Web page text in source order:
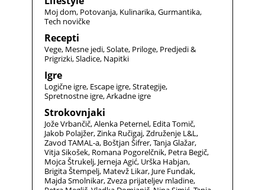
Moj dom Potovanja Kulinarika Gurmantika
Tech novičke
Recepti
Vege Mesne jedi Solate Priloge Predjedi &
Prigrizki Sladice Napitki
Igre
Logične igre Escape igre Strategije
Spretnostne igre Arkadne igre
Strokovnjaki
Jože Vrbančič Alenka Peternel Edita Tomič
Jakob Polajžer Zinka Ručigaj Združenje L&L
Zavod TAMAL-a Boštjan Šifrer Tanja Glažar
Vitja Sikošek Romana Pogorelčnik Petra Begič
Mojca Štrukelj Jerneja Agić Urška Habjan
Brigita Štempelj Matevž Likar Jure Fundak
Majda Smolnikar Zveza prijateljev mladine